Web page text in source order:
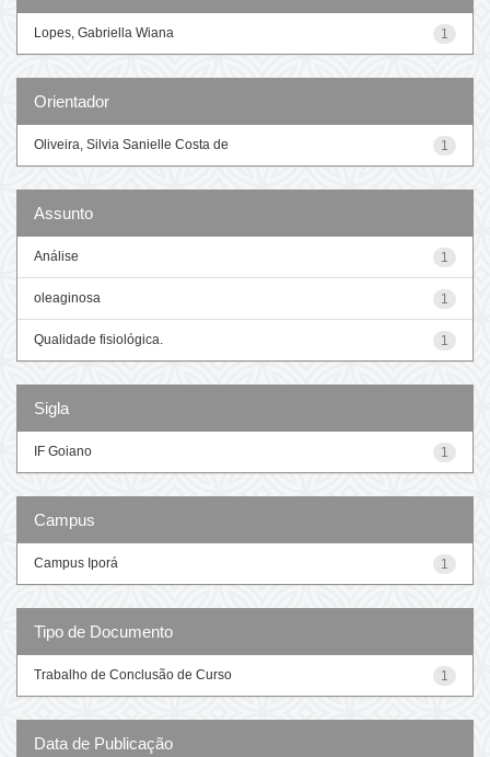
1
Lopes, Gabriella Wiana
Orientador
1
Oliveira, Silvia Sanielle Costa de
Assunto
1
Análise
1
oleaginosa
1
Qualidade fisiológica.
Sigla
1
IF Goiano
Campus
1
Campus Iporá
Tipo de Documento
1
Trabalho de Conclusão de Curso
Data de Publicação